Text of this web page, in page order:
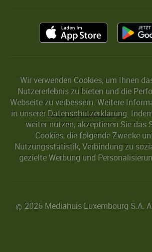
Wir verwenden Cookies, um Ihnen
Nutzererlebnis zu bieten und die
Webseite zu verbessern. Weitere
in unserer Datenschutzerklärung.
weiter nutzen, akzeptieren Sie das
Cookies, die folgende Zwecke
Nutzungsstatistik, Verbindung zu
gezielte Werbung und
© 2026 Mediahuis Luxembourg S.A.